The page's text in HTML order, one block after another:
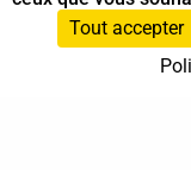
Nous
Tout accepter